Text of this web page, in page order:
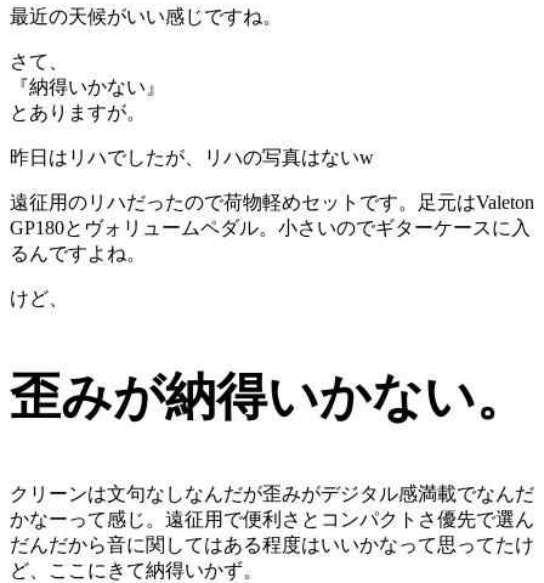
最近の天候がいい感じですね。
さて、
『納得いかない』
とありますが。
昨日はリハでしたが、リハの写真はないw
遠征用のリハだったので荷物軽めセットです。足元はValeton
GP180とヴォリュームペダル。小さいのでギターケースに入
るんですよね。
けど、
歪みが納得いかない。
クリーンは文句なしなんだが歪みがデジタル感満載でなんだ
かなーって感じ。遠征用で便利さとコンパクトさ優先で選ん
だんだから音に関してはある程度はいいかなって思ってたけ
ど、ここにきて納得いかず。